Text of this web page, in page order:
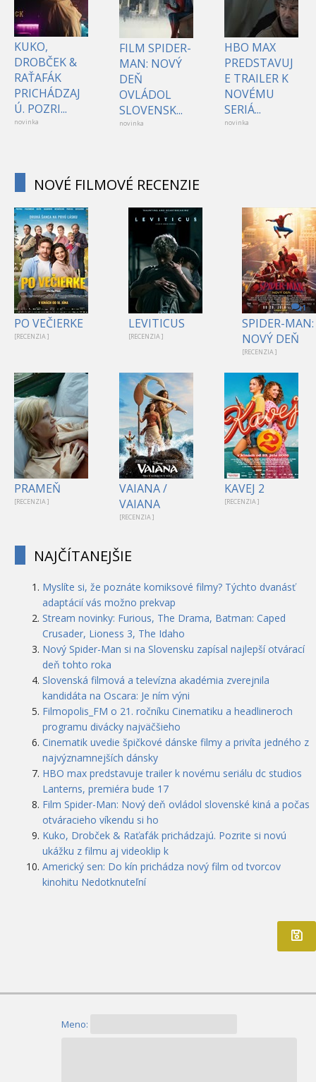
KUKO,
DROBČEK &
RAŤAFÁK
PRICHÁDZAJ
Ú. POZRI...
novinka
FILM SPIDER-
MAN: NOVÝ
DEŇ
OVLÁDOL
SLOVENSK...
novinka
HBO MAX
PREDSTAVUJ
E TRAILER K
NOVÉMU
SERIÁ...
novinka
NOVÉ FILMOVÉ RECENZIE
PO VEČIERKE
[RECENZIA ]
LEVITICUS
[RECENZIA ]
1
SPIDER-MAN:
NOVÝ DEŇ
[RECENZIA ]
PRAMEŇ
[RECENZIA ]
VAIANA /
VAIANA
[RECENZIA ]
KAVEJ 2
[RECENZIA ]
NAJČÍTANEJŠIE
Myslíte si, že poznáte komiksové filmy? Týchto dvanásť
adaptácií vás možno prekvap
Stream novinky: Furious, The Drama, Batman: Caped
Crusader, Lioness 3, The Idaho
Nový Spider-Man si na Slovensku zapísal najlepší otvárací
deň tohto roka
Slovenská filmová a televízna akadémia zverejnila
kandidáta na Oscara: Je ním výni
Filmopolis_FM o 21. ročníku Cinematiku a headlineroch
programu divácky najväčšieho
Cinematik uvedie špičkové dánske filmy a privíta jedného z
najvýznamnejších dánsky
HBO max predstavuje trailer k novému seriálu dc studios
Lanterns, premiéra bude 17
Film Spider-Man: Nový deň ovládol slovenské kiná a počas
otváracieho víkendu si ho
Kuko, Drobček & Raťafák prichádzajú. Pozrite si novú
ukážku z filmu aj videoklip k
Americký sen: Do kín prichádza nový film od tvorcov
kinohitu Nedotknuteľní
Meno: